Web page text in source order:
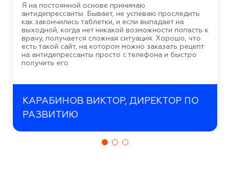
Я на постоянной основе принимаю
антидепрессанты. Бывает, не успеваю проследить
как закончились таблетки, и если выпадает на
выходной, когда нет никакой возможности попасть к
врачу, получается сложная ситуация. Хорошо, что
есть такой сайт, на котором можно заказать рецепт
на антидепрессанты просто с телефона и быстро
получить его.
КАРАБИНОВ ВИКТОР, ДИРЕКТОР ПО
РАЗВИТИЮ